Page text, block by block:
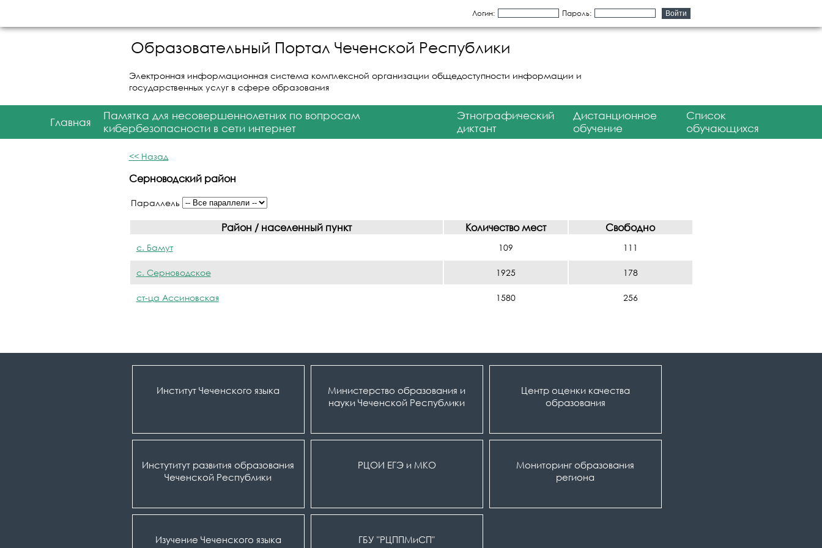
Логин: Пароль:
Образовательный Портал Чеченской Республики
Электронная информационная система комплексной организации общедоступности информации и
государственных услуг в сфере образования
Главная
Памятка для несовершеннолетних по вопросам
кибербезопасности в сети интернет
Этнографический
диктант
Дистанционное
обучение
Список
обучающихся
<< Назад
Серноводский район
Параллель
Район / населенный пункт Количество мест Свободно
с. Бамут 109 111
с. Серноводское 1925 178
ст-ца Ассиновская 1580 256
Институт Чеченского языка
Министерство образования и
науки Чеченской Республики
Центр оценки качества
образования
Инстутитут развития образования
Чеченской Республики
РЦОИ ЕГЭ и МКО
Мониторинг образования
региона
Изучение Чеченского языка ГБУ "РЦППМиСП"